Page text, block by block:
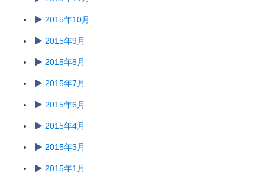
2015年10月
2015年9月
2015年8月
2015年7月
2015年6月
2015年4月
2015年3月
2015年1月